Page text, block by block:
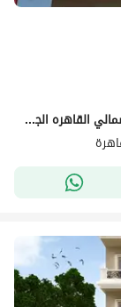
شقتك استلام فوري الحي التكميلي علي التسعين الشمالي القاهره الجديده